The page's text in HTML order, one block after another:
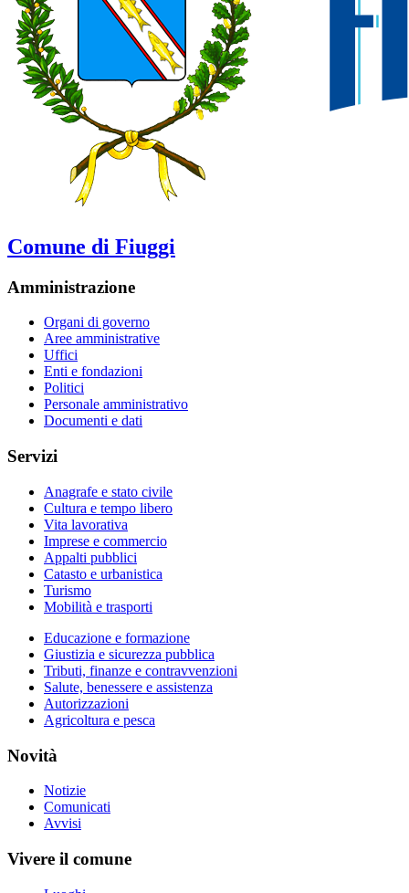
Comune di Fiuggi
Amministrazione
Organi di governo
Aree amministrative
Uffici
Enti e fondazioni
Politici
Personale amministrativo
Documenti e dati
Servizi
Anagrafe e stato civile
Cultura e tempo libero
Vita lavorativa
Imprese e commercio
Appalti pubblici
Catasto e urbanistica
Turismo
Mobilità e trasporti
Educazione e formazione
Giustizia e sicurezza pubblica
Tributi, finanze e contravvenzioni
Salute, benessere e assistenza
Autorizzazioni
Agricoltura e pesca
Novità
Notizie
Comunicati
Avvisi
Vivere il comune